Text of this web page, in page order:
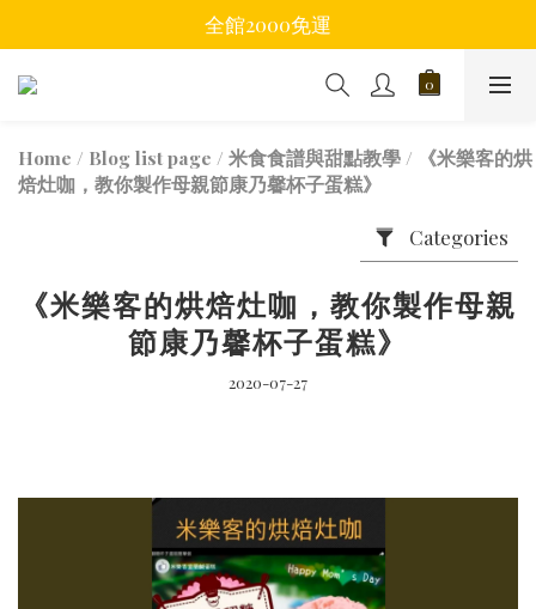
全館2000免運
Home / Blog list page / 米食食譜與甜點教學 /
《米樂客的烘
焙灶咖，教你製作母親節康乃馨杯子蛋糕》
Categories
《米樂客的烘焙灶咖，教你製作母親
節康乃馨杯子蛋糕》
2020-07-27